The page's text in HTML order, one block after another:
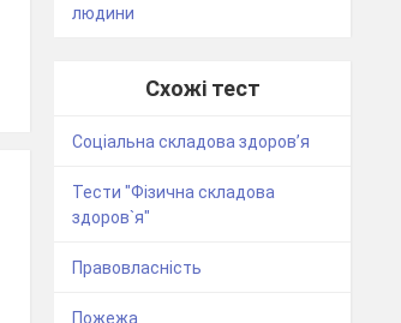
людини
Схожі тест
Соціальна складова здоров’я
Тести "Фізична складова
здоров`я"
Правовласність
Пожежа